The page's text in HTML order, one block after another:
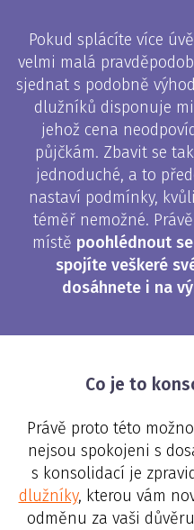
Pokud splácíte více
velmi malá
sjednat s podobně
dlužníků disponuje
jehož cena
půjčkám. Zbavit se
jednoduché, a to
nastaví podmínky,
téměř nemožné.
místě poohlédnout
spojíte veškeré
dosáhnete i na
Co je to
Právě proto této
nejsou spokojeni s
s konsolidací je
dlužníky, kterou vám
odměnu za vaši